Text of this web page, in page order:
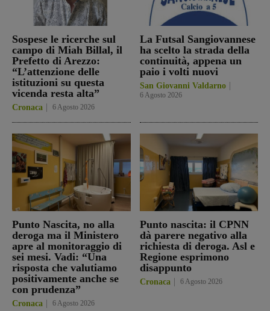
Sospese le ricerche sul
campo di Miah Billal, il
Prefetto di Arezzo:
“L’attenzione delle
istituzioni su questa
vicenda resta alta”
Cronaca 6 Agosto 2026
La Futsal Sangiovannese
ha scelto la strada della
continuità, appena un
paio i volti nuovi
San Giovanni Valdarno
6 Agosto 2026
Punto Nascita, no alla
deroga ma il Ministero
apre al monitoraggio di
sei mesi. Vadi: “Una
risposta che valutiamo
positivamente anche se
con prudenza”
Cronaca 6 Agosto 2026
Punto nascita: il CPNN
dà parere negativo alla
richiesta di deroga. Asl e
Regione esprimono
disappunto
Cronaca 6 Agosto 2026